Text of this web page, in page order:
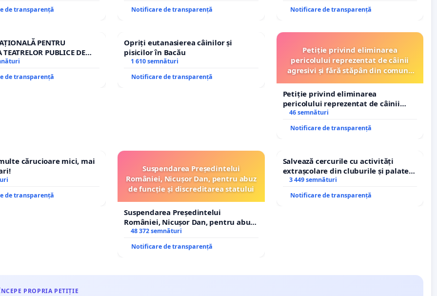
de transparență
Notificare de transparență
Notificare de transparență
PENTRU
TEATRELOR PUBLICE DE
DIN ROMÂNIA
de transparență
Opriți eutanasierea câinilor și
pisicilor în Bacău
1 610 semnături
Notificare de transparență
Petiție privind eliminarea
pericolului reprezentat de câinii
agresivi și fără stăpân din comuna
Petiție privind eliminarea
pericolului reprezentat de câinii
agresivi și fără stăpân din comuna
46 semnături
Notificare de transparență
cărucioare mici, mai
de transparență
Suspendarea Președintelui
României, Nicușor Dan, pentru abuz
de funcție și discreditarea statului
Suspendarea Președintelui
României, Nicușor Dan, pentru abuz
de funcție și discreditarea statului
48 372 semnături
Notificare de transparență
Salvează cercurile cu activități
extrașcolare din cluburile și palatele
copiilor
3 449 semnături
Notificare de transparență
PROPRIA PETIȚIE